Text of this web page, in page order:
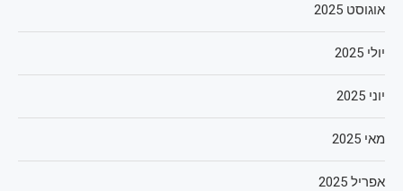
אוגוסט 2025
יולי 2025
יוני 2025
מאי 2025
אפריל 2025